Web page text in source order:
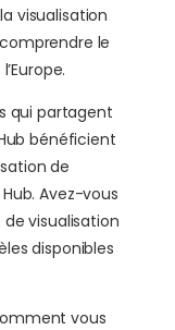
visualisation
le
qui partagent
bénéficient
de
Avez-vous
visualisation
disponibles
vous